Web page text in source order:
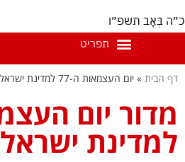
כ״ה בְּאָב תשפ״ו
דף הבית » יום העצמאות ה-77 למדינת ישראל
למדינת ישראל